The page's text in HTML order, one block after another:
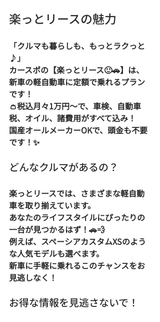
楽っとリースの魅力
「クルマも暮らしも、もっとラクっと
♪」
カースポの【楽っとリース🙂🚗】は、
新車の軽自動車に定額で乗れるプラン
です！
👛税込月々1万円〜で、車検、自動車
税、オイル、諸費用がすべて込み！
国産オールメーカーOKで、頭金も不要
です！✨
どんなクルマがあるの？
楽っとリースでは、さまざまな軽自動
車を取り揃えています。
あなたのライフスタイルにぴったりの
一台が見つかるはず！🚗💨
例えば、スペーシアカスタムXSのよう
な人気モデルも選べます。
新車に手軽に乗れるこのチャンスをお
見逃しなく！
お得な情報を見逃さないで！